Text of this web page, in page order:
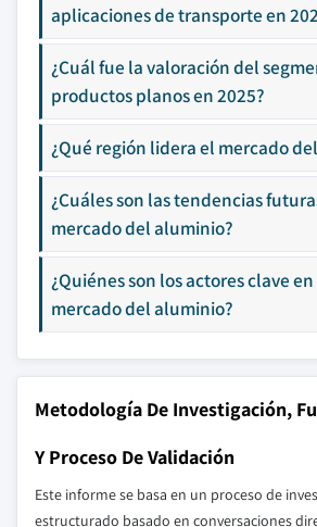
aplicaciones de transporte en
¿Cuál fue la valoración del
productos planos en 2025?
¿Qué región lidera el mercado
¿Cuáles son las tendencias
mercado del aluminio?
¿Quiénes son los actores clave
mercado del aluminio?
Metodología De Investigación,
Y Proceso De Validación
Este informe se basa en un proceso de
estructurado basado en conversaciones